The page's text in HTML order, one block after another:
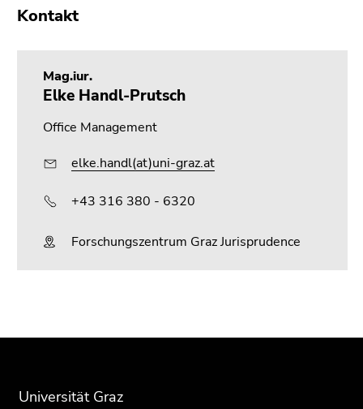
Kontakt
Mag.iur.
Elke Handl-Prutsch
Office Management
elke.handl(at)uni-graz.at
+43 316 380 - 6320
Forschungszentrum Graz Jurisprudence
des
Universität Graz
dieses
Übersicht
dieses
Übersicht